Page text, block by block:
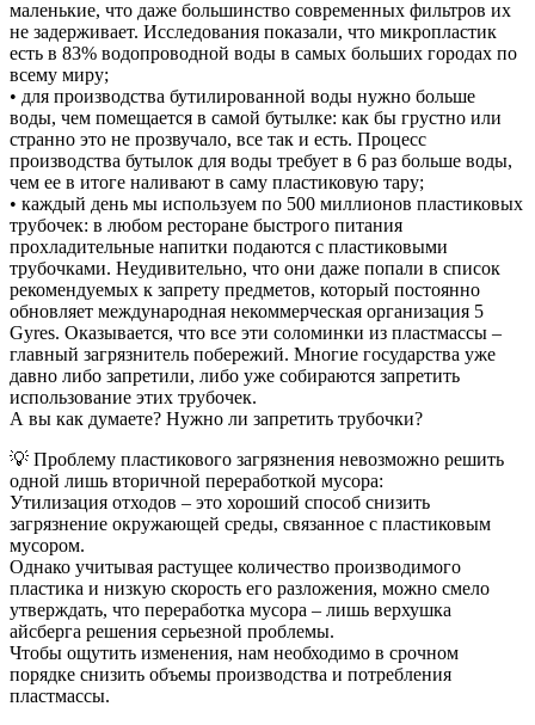
маленькие, что даже большинство современных фильтров их
не задерживает. Исследования показали, что микропластик
есть в 83% водопроводной воды в самых больших городах по
всему миру;
• для производства бутилированной воды нужно больше
воды, чем помещается в самой бутылке: как бы грустно или
странно это не прозвучало, все так и есть. Процесс
производства бутылок для воды требует в 6 раз больше воды,
чем ее в итоге наливают в саму пластиковую тару;
• каждый день мы используем по 500 миллионов пластиковых
трубочек: в любом ресторане быстрого питания
прохладительные напитки подаются с пластиковыми
трубочками. Неудивительно, что они даже попали в список
рекомендуемых к запрету предметов, который постоянно
обновляет международная некоммерческая организация 5
Gyres. Оказывается, что все эти соломинки из пластмассы –
главный загрязнитель побережий. Многие государства уже
давно либо запретили, либо уже собираются запретить
использование этих трубочек.
А вы как думаете? Нужно ли запретить трубочки?
💡 Проблему пластикового загрязнения невозможно решить
одной лишь вторичной переработкой мусора:
Утилизация отходов – это хороший способ снизить
загрязнение окружающей среды, связанное с пластиковым
мусором.
Однако учитывая растущее количество производимого
пластика и низкую скорость его разложения, можно смело
утверждать, что переработка мусора – лишь верхушка
айсберга решения серьезной проблемы.
Чтобы ощутить изменения, нам необходимо в срочном
порядке снизить объемы производства и потребления
пластмассы.